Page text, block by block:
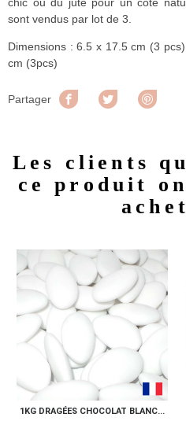
sont vendus par lot de 3.
Dimensions : 6.5 x 17.5 cm (3
cm (3pcs)
Partager Partager Tweet
Les clients
ce produit
1KG DRAGÉES CHOCOLAT BLANC...